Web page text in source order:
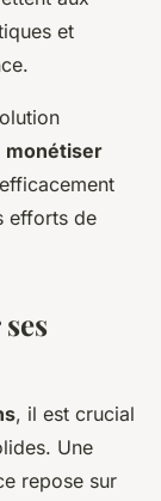
et
monétiser
efforts de
, il est crucial
Une
repose sur